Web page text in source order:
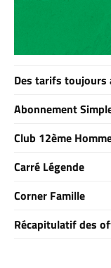
Des tarifs
Abonnement
Club 12ème
Carré Légende
Corner Famille
Récapitulatif des